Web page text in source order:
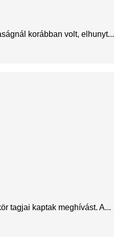
korábban volt, elhunyt...
tagjai kaptak meghívást. A...